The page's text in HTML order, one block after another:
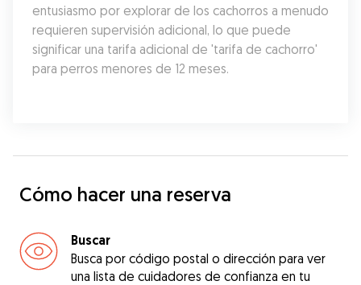
entusiasmo por explorar de los cachorros a menudo
requieren supervisión adicional, lo que puede
significar una tarifa adicional de 'tarifa de cachorro'
para perros menores de 12 meses.
Cómo hacer una reserva
Buscar
Busca por código postal o dirección para ver
una lista de cuidadores de confianza en tu